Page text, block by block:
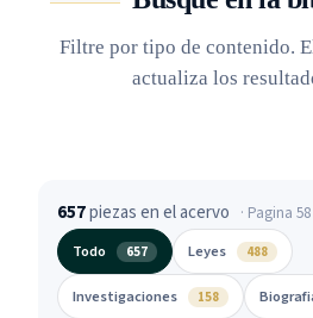
Filtre por tipo de contenido.
actualiza los
657piezas en el acervo
· Pagina
Todo
657 Leyes 488
Investigaciones 158